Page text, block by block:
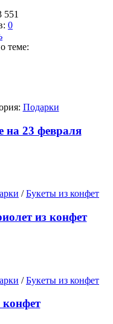
551
0
теме:
Подарки
23 февраля
/Букеты из конфет
из конфет
/Букеты из конфет